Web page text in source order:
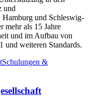
und
Hamburg und Schleswig-
mehr als 15 Jahre
und im Aufbau von
und weiteren Standards.
Schulungen &